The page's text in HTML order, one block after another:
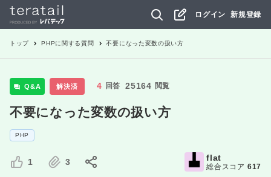
ログイン 新規登録
トップ PHPに関する質問 不要になった変数の扱い方
Q&A 解決済 4 回答 25164 閲覧
不要になった変数の扱い方
PHP
1 3 flat
総合スコア 617